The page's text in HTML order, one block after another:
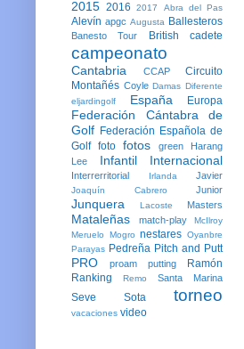
2015 2016 2017 Abra del Pas
Alevín apgc Augusta Ballesteros
Banesto Tour British cadete
campeonato
Cantabria CCAP
Circuito
Montañés Coyle Damas Diferente
eljardingolf
España Europa
Federación Cántabra de
Golf Federación Española de
Golf foto fotos green
Harang
Lee
Infantil Internacional
Interrerritorial Irlanda Javier
Joaquín Cabrero Junior
Junquera Lacoste Masters
Mataleñas match-play
McIlroy
Meruelo
Mogro nestares Oyanbre
Parayas Pedreña Pitch and Putt
PRO proam putting
Ramón
Ranking
Remo Santa Marina
Seve Sota torneo
vacaciones video